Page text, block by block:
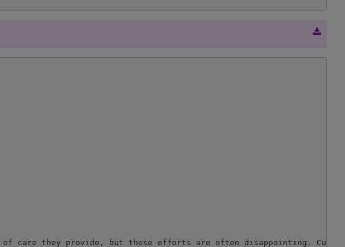
of care they provide, but these efforts are often disappointing.